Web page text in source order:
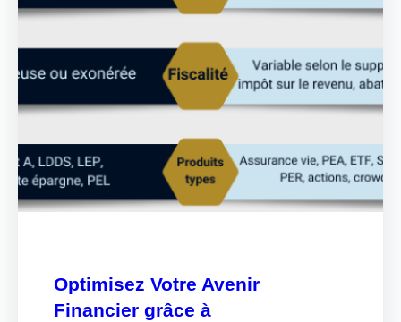
Optimisez Votre Avenir
Financier grâce à